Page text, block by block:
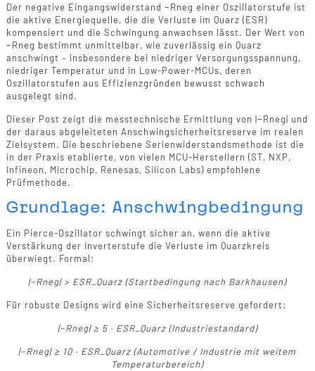
Der negative Eingangswiderstand −Rneg einer Oszillatorstufe ist
die aktive Energiequelle, die die Verluste im Quarz (ESR)
kompensiert und die Schwingung anwachsen lässt. Der Wert von
−Rneg bestimmt unmittelbar, wie zuverlässig ein Quarz
anschwingt – insbesondere bei niedriger Versorgungsspannung,
niedriger Temperatur und in Low-Power-MCUs, deren
Oszillatorstufen aus Effizienzgründen bewusst schwach
ausgelegt sind.
Dieser Post zeigt die messtechnische Ermittlung von |−Rneg| und
der daraus abgeleiteten Anschwingsicherheitsreserve im realen
Zielsystem. Die beschriebene Serienwiderstandsmethode ist die
in der Praxis etablierte, von vielen MCU-Herstellern (ST, NXP,
Infineon, Microchip, Renesas, Silicon Labs) empfohlene
Prüfmethode.
Grundlage: Anschwingbedingung
Ein Pierce-Oszillator schwingt sicher an, wenn die aktive
Verstärkung der Inverterstufe die Verluste im Quarzkreis
überwiegt. Formal:
|−Rneg| > ESR_Quarz (Startbedingung nach Barkhausen)
Für robuste Designs wird eine Sicherheitsreserve gefordert:
|−Rneg| ≥ 5 · ESR_Quarz (Industriestandard)
|−Rneg| ≥ 10 · ESR_Quarz (Automotive / Industrie mit weitem
Temperaturbereich)